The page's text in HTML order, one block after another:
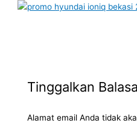
Tinggalkan
Alamat email Anda tidak